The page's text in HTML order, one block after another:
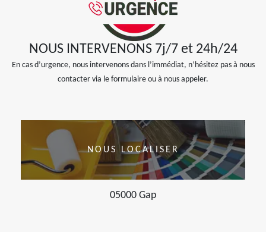
NOUS INTERVENONS 7j/7 et 24h/24
En cas d’urgence, nous intervenons dans l’immédiat, n’hésitez pas à nous
contacter via le formulaire ou à nous appeler.
NOUS LOCALISER
05000 Gap